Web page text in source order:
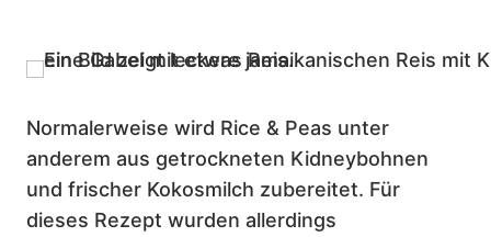
Normalerweise wird Rice & Peas unter
anderem aus getrockneten Kidneybohnen
und frischer Kokosmilch zubereitet. Für
dieses Rezept wurden allerdings